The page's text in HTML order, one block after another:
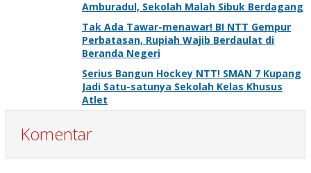
Amburadul, Sekolah Malah Sibuk Berdagang
Tak Ada Tawar-menawar! BI NTT Gempur
Perbatasan, Rupiah Wajib Berdaulat di
Beranda Negeri
Serius Bangun Hockey NTT! SMAN 7 Kupang
Jadi Satu-satunya Sekolah Kelas Khusus
Atlet
Komentar